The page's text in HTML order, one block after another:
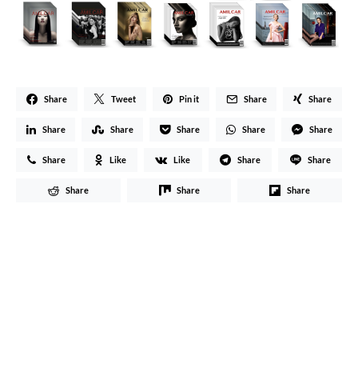
Share Tweet Pin it Share Share
Share Share Share Share Share
Share Like Like Share Share
Share Share Share